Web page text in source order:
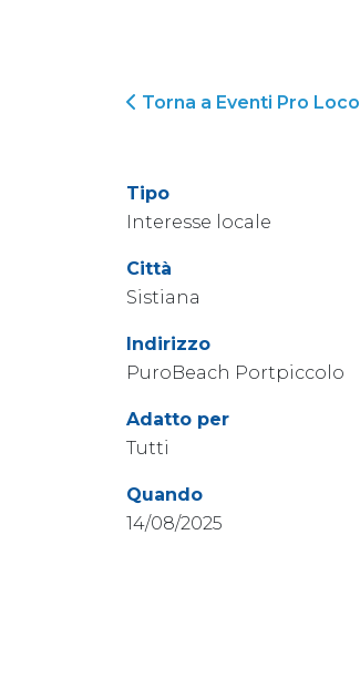
Torna a Eventi Pro Loco
Tipo
Interesse locale
Città
Sistiana
Indirizzo
PuroBeach Portpiccolo
Adatto per
Tutti
Quando
14/08/2025